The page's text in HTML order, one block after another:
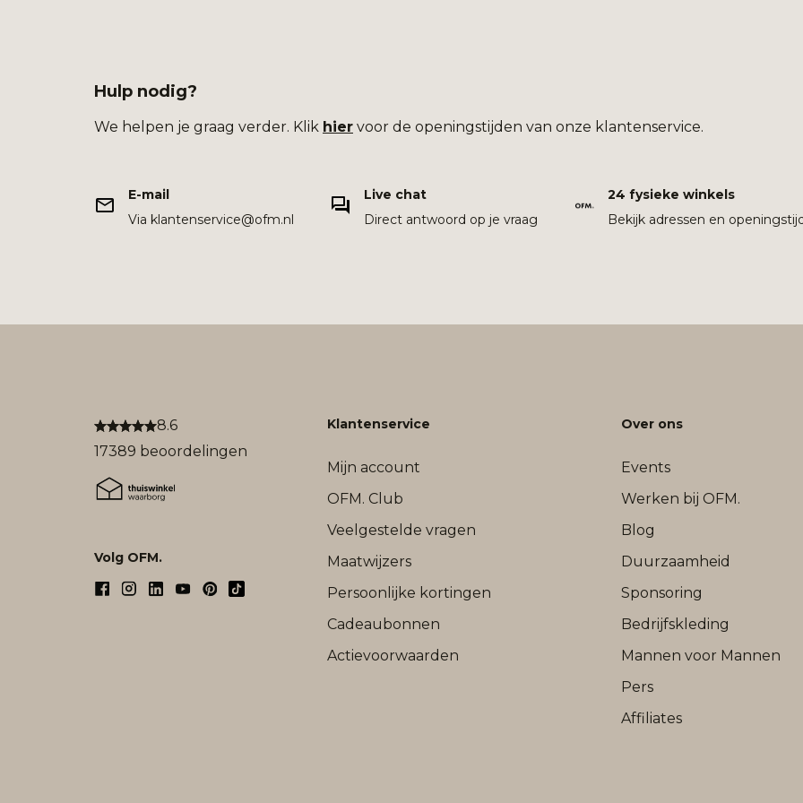
Hulp nodig?
We helpen je graag verder. Klik hier voor de openingstijden van onze klantenservice.
E-mail
Via klantenservice@ofm.nl
Live chat
Direct antwoord op je vraag
24 fysieke winkels
Bekijk adressen en
8.6
17389 beoordelingen
Volg OFM.
Klantenservice
Mijn account
OFM. Club
Veelgestelde vragen
Maatwijzers
Persoonlijke kortingen
Cadeaubonnen
Actievoorwaarden
Over ons
Events
Werken bij OFM.
Blog
Duurzaamheid
Sponsoring
Bedrijfskleding
Mannen voor Mannen
Pers
Affiliates